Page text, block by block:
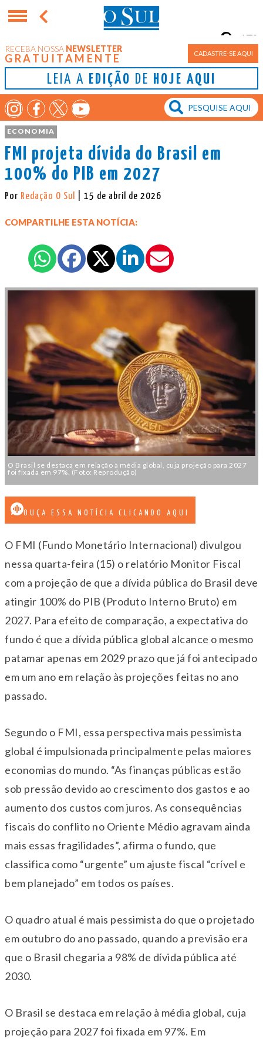
RECEBA NOSSA NEWSLETTER
GRATUITAMENTE CADASTRE-SE AQUI
LEIA A EDIÇÃO DE HOJE AQUI
Porto Alegre
17°
ECONOMIA
FMI projeta dívida do Brasil em
100% do PIB em 2027
Por Redação O Sul | 15 de abril de 2026
COMPARTILHE ESTA NOTÍCIA:
O Brasil se destaca em relação à média global, cuja projeção para 2027
foi fixada em 97%. (Foto: Reprodução)
OUÇA ESSA NOTÍCIA CLICANDO AQUI
O FMI (Fundo Monetário Internacional) divulgou
nessa quarta-feira (15) o relatório Monitor Fiscal
com a projeção de que a dívida pública do Brasil deve
atingir 100% do PIB (Produto Interno Bruto) em
2027. Para efeito de comparação, a expectativa do
fundo é que a dívida pública global alcance o mesmo
patamar apenas em 2029 prazo que já foi antecipado
em um ano em relação às projeções feitas no ano
passado.
Segundo o FMI, essa perspectiva mais pessimista
global é impulsionada principalmente pelas maiores
economias do mundo. “As finanças públicas estão
sob pressão devido ao crescimento dos gastos e ao
aumento dos custos com juros. As consequências
fiscais do conflito no Oriente Médio agravam ainda
mais essas fragilidades”, afirma o fundo, que
classifica como “urgente” um ajuste fiscal “crível e
bem planejado” em todos os países.
O quadro atual é mais pessimista do que o projetado
em outubro do ano passado, quando a previsão era
que o Brasil chegaria a 98% de dívida pública até
2030.
O Brasil se destaca em relação à média global, cuja
projeção para 2027 foi fixada em 97%. Em